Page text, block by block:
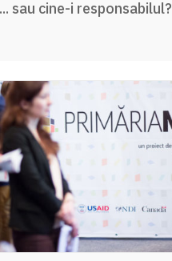
sau cine-i responsabilul?